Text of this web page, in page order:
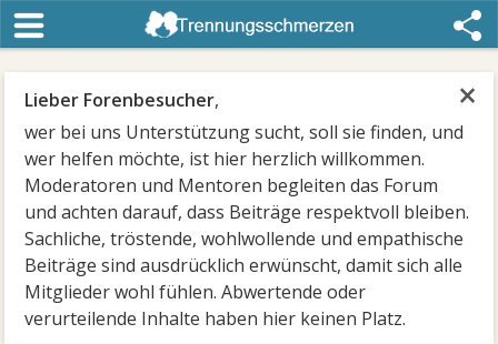
×
Lieber Forenbesucher,
wer bei uns Unterstützung sucht, soll sie finden, und
wer helfen möchte, ist hier herzlich willkommen.
Moderatoren und Mentoren begleiten das Forum
und achten darauf, dass Beiträge respektvoll bleiben.
Sachliche, tröstende, wohlwollende und empathische
Beiträge sind ausdrücklich erwünscht, damit sich alle
Mitglieder wohl fühlen. Abwertende oder
verurteilende Inhalte haben hier keinen Platz.